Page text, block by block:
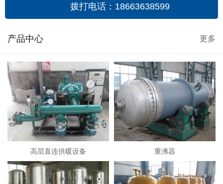
拨打电话：18663638599
产品中心 更多
高层直连供暖设备 重沸器